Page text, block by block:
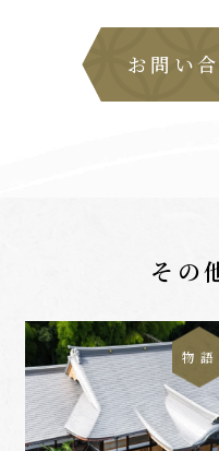
お問い
その
物 語